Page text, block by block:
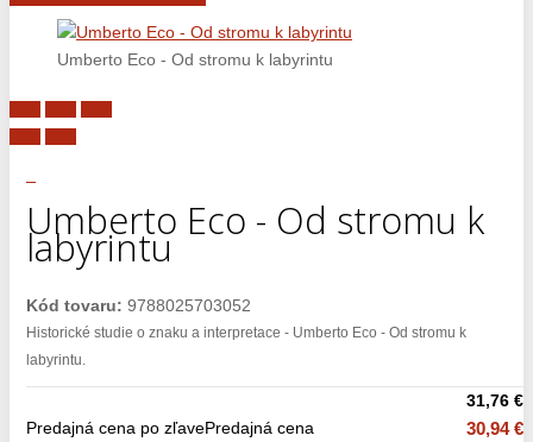
Umberto Eco - Od stromu k labyrintu
Umberto Eco - Od stromu k
labyrintu
Kód tovaru: 9788025703052
Historické studie o znaku a interpretace - Umberto Eco - Od stromu k
labyrintu.
31,76 €
Predajná cena po zľavePredajná cena 30,94 €